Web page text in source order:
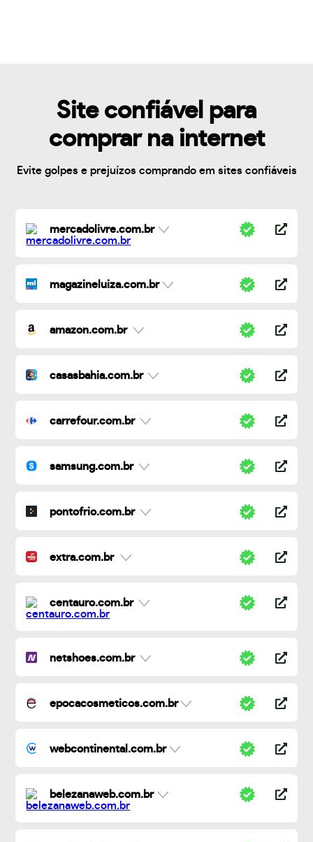
Site confiável para
comprar na internet
Evite golpes e prejuízos comprando em sites confiáveis
mercadolivre.com.br
magazineluiza.com.br
amazon.com.br
casasbahia.com.br
carrefour.com.br
samsung.com.br
pontofrio.com.br
extra.com.br
centauro.com.br
netshoes.com.br
epocacosmeticos.com.br
webcontinental.com.br
belezanaweb.com.br